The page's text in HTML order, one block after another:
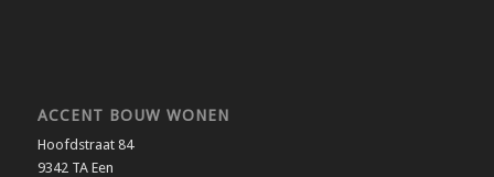
ACCENT BOUW WONEN
Hoofdstraat 84
9342 TA Een